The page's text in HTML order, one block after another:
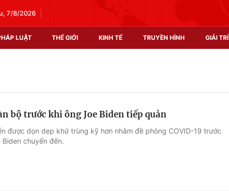
7/8/2026
LUẬT THẾ GIỚI KINH TẾ TRUYỀN HÌNH GIẢI TRÍ
Thị trường
bộ trước khi ông Joe Biden tiếp quản
được dọn dẹp khử trùng kỹ hơn nhằm đề phòng COVID-19 trước
chuyển đến.